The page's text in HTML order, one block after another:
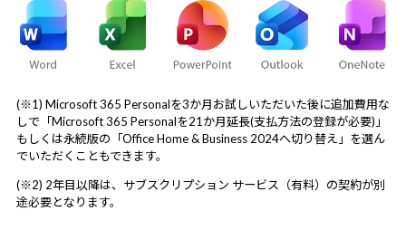
(※1) Microsoft 365 Personalを3か月お試しいただいた後に追加費用な
しで「Microsoft 365 Personalを21か月延長(支払方法の登録が必要)」
もしくは永続版の「Office Home & Business 2024へ切り替え」を選ん
でいただくこともできます。
(※2) 2年目以降は、サブスクリプション サービス（有料）の契約が別
途必要となります。